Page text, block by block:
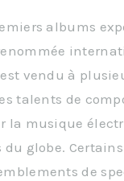
albums
vendu à
talents de
la musique
globe.
de